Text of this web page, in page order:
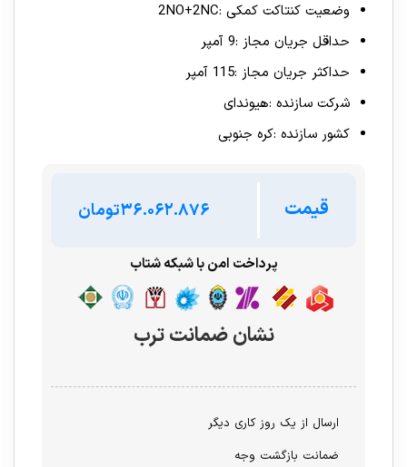
وضعیت کنتاکت کمکی :2NO+2NC
حداقل جریان مجاز :9 آمپر
حداکثر جریان مجاز :115 آمپر
شرکت سازنده :هیوندای
کشور سازنده :کره جنوبی
قیمت تومان
پرداخت امن با شبکه شتاب
نشان ضمانت ترب
ارسال از یک روز کاری دیگر
ضمانت بازگشت وجه